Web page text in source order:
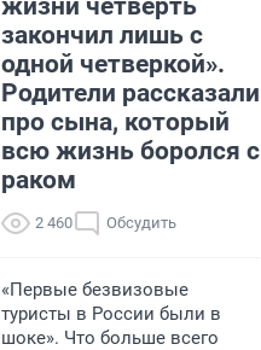
жизни четверть
закончил лишь с
одной четверкой».
Родители рассказали
про сына, который
всю жизнь боролся с
раком
2 460 Обсудить
«Первые безвизовые
туристы в России были в
шоке». Что больше всего